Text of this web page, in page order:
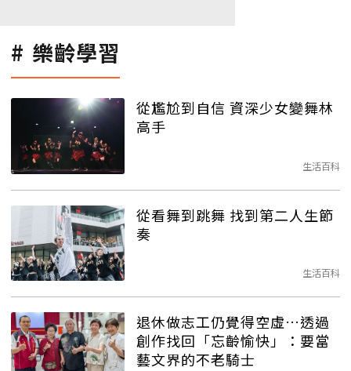
樂齡學習
從尷尬到自信 資深少女變舞林
高手
生活百科
從看舞到跳舞 找到第二人生節
奏
生活百科
退休做志工仍覺得空虛…透過
創作找回「忘齡愉快」：要當
藝文界的不老騎士